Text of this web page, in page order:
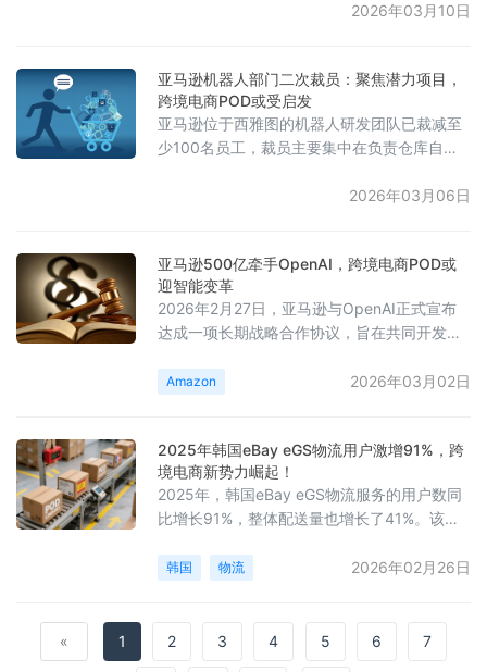
来将统一改为通过白俄罗斯的保税仓进行发
型，旨在消除跨境卖家通过免税通道、享受本
土流量和物流时效而形成的价格优势。如果政
策实施，跨境卖家的发货时效将从原来的2-3
天延长至10-20天，而在平
2026年03月10日
亚马逊机器人部门二次裁员：聚焦潜力项目，
跨境电商POD或受启发
亚马逊位于西雅图的机器人研发团队已裁减至
少100名员工，裁员主要集中在负责仓库自动
备研发岗位。亚马逊表示，将为受影响员工提
性优化。今年1月，该部门已停止“Blue
Jay”（蓝鸟）仓库机器人项目，团队随后转向
评估并专注于其他潜力更大的方向。值得注意
的是，此次裁员与今年1月波及超1
2026年03月06日
亚马逊500亿牵手OpenAI，跨境电商POD或
迎智能变革
2026年2月27日，亚马逊与OpenAI正式宣布
达成一项长期战略合作协议，旨在共同开发并
根据协议，亚马逊将向OpenAI投资最高达500
此次合作加深了两家公司现有的合作关系，将
推动OpenAI模型与亚马逊云科技（AWS）基
础设施的深度融合。OpenAI承诺将在其平台
Fron
Amazon 2026年03月02日
2025年韩国eBay eGS物流用户激增91%，跨
境电商新势力崛起！
2025年，韩国eBay eGS物流服务的用户数同
比增长91%，整体配送量也增长了41%。该服
家只需将商品发往仁川物流中心，后续的清关
著，同比增长58%。尽管美国自2025年8月起
取消了小额免税政策，但韩国卖家发往美国的
韩国 物流 2026年02月26日
« 1 2 3 4 5 6 7